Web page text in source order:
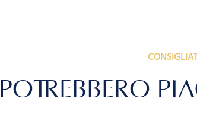
POTREBBERO